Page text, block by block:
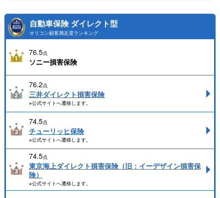
自動車保険 ダイレクト型
オリコン顧客満足度ランキング
76.5点
ソニー損害保険
76.2点
三井ダイレクト損害保険
※公式サイトへ遷移します。
74.5点
チューリッヒ保険
※公式サイトへ遷移します。
74.5点
東京海上ダイレクト損害保険（旧：イーデザイン損害保
険）
※公式サイトへ遷移します。